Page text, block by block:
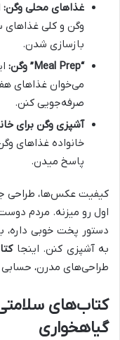
غذاهای محلی وگن:
وگن و کلی
بازسازی شدن.
“Meal Prep” وگن:
می‌خوان غذاهای
صرفه‌جویی کنن.
آشپزی وگن برای
خانواده غذاهای
پاسخ میدن.
کیفیت عکس‌ها، طراحی
اول رو میزنه. مردم
دستور پخت خوبی
به آشپزی کنن. اینجا
طراحی‌های مدرن،
کتاب‌های
گیاهخواری